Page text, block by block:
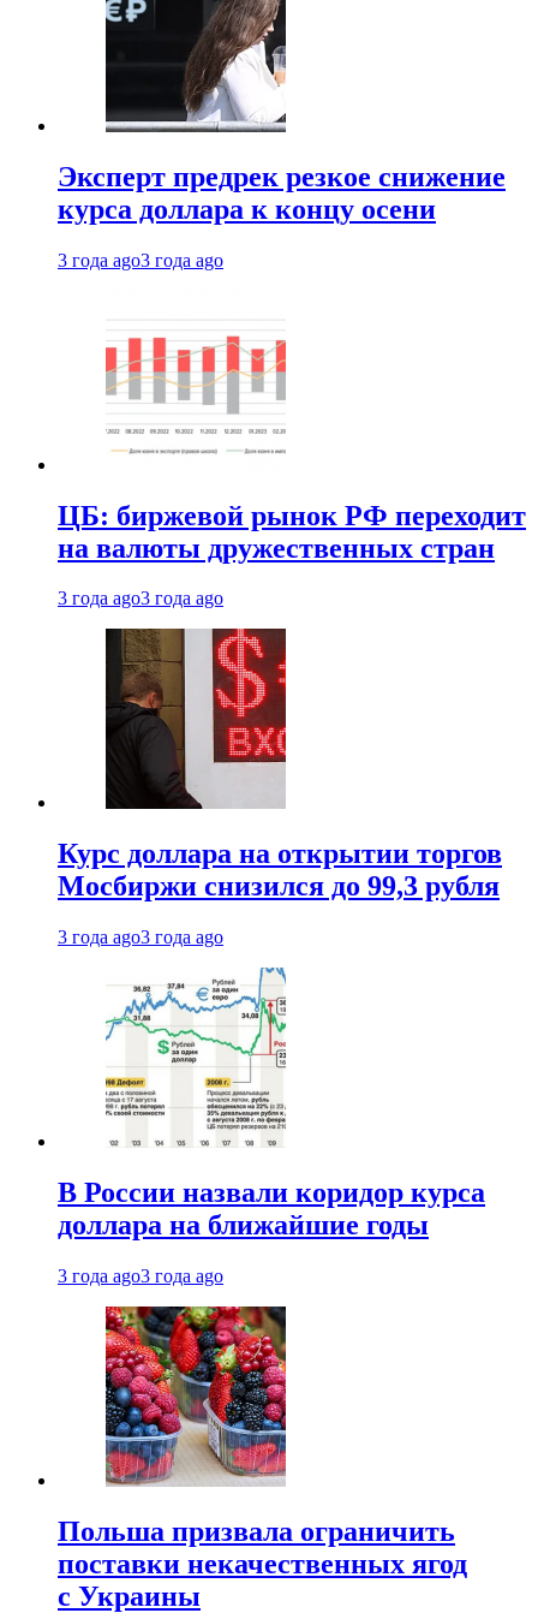
Эксперт предрек резкое снижение
курса доллара к концу осени
3 года ago3 года ago
ЦБ: биржевой рынок РФ переходит
на валюты дружественных стран
3 года ago3 года ago
Курс доллара на открытии торгов
Мосбиржи снизился до 99,3 рубля
3 года ago3 года ago
В России назвали коридор курса
доллара на ближайшие годы
3 года ago3 года ago
Польша призвала ограничить
поставки некачественных ягод
с Украины